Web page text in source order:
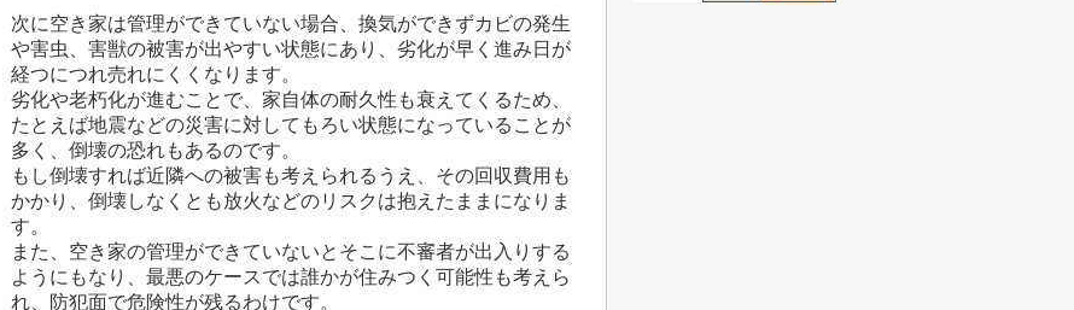
次に空き家は管理ができていない場合、換気ができずカビの発生
や害虫、害獣の被害が出やすい状態にあり、劣化が早く進み日が
経つにつれ売れにくくなります。
劣化や老朽化が進むことで、家自体の耐久性も衰えてくるため、
たとえば地震などの災害に対してもろい状態になっていることが
多く、倒壊の恐れもあるのです。
もし倒壊すれば近隣への被害も考えられるうえ、その回収費用も
かかり、倒壊しなくとも放火などのリスクは抱えたままになりま
す。
また、空き家の管理ができていないとそこに不審者が出入りする
ようにもなり、最悪のケースでは誰かが住みつく可能性も考えら
れ、防犯面で危険性が残るわけです。